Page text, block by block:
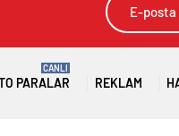
PARALAR
CANLI
REKLAM